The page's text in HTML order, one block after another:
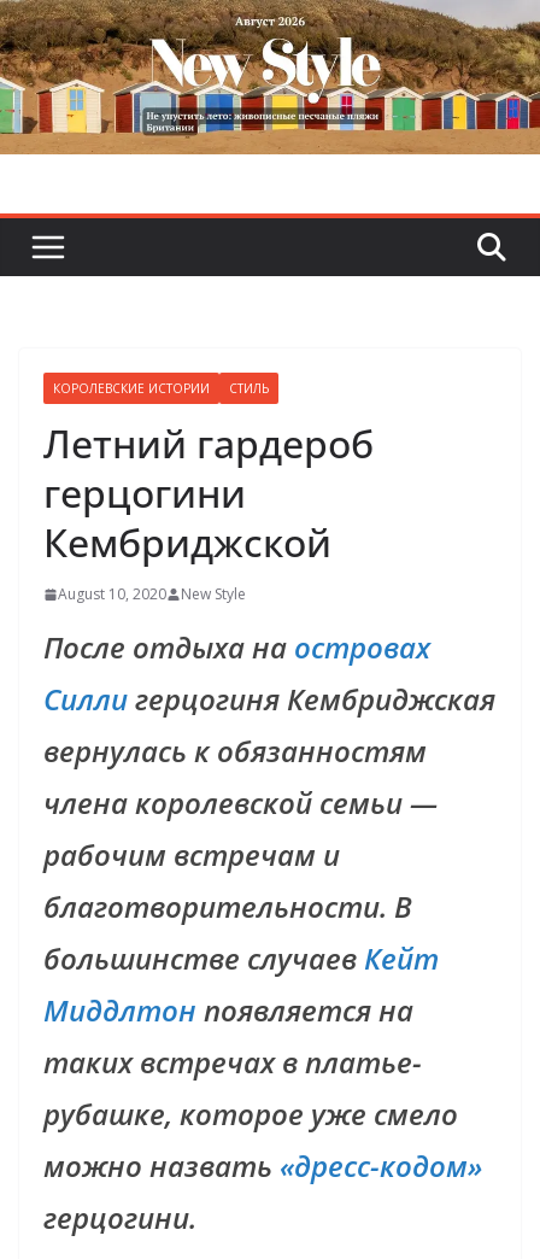
Skip
to
content
КОРОЛЕВСКИЕ ИСТОРИИ СТИЛЬ
Летний гардероб
герцогини
Кембриджской
August 10, 2020 New Style
После отдыха на островах
Силлигерцогиня Кембриджская
вернулась к обязанностям
членакоролевской семьи —
рабочим встречам и
благотворительности. В
большинстве случаев Кейт
Миддлтон появляется на
таких встречах в платье-
рубашке, которое уже смело
можно назвать «дресс-кодом»
герцогини.